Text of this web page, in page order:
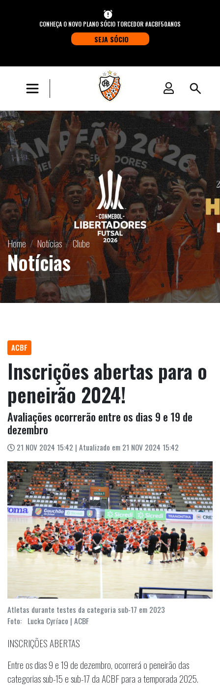
CONHEÇA O NOVO PLANO SÓCIO TORCEDOR #ACBF50ANOS
SEJA SÓCIO
Home Notícias Clube
Notícias
ACBF
Inscrições abertas para o
peneirão 2024!
Avaliações ocorrerão entre os dias 9 e 19 de
dezembro
21 NOV 2024 15:42 | Atualizado em 21 NOV 2024 15:42
Atletas durante testes da categoria sub-17 em 2023
Foto: Lucka Cyríaco | ACBF
INSCRIÇÕES ABERTAS
Entre os dias 9 e 19 de dezembro, ocorrerá o peneirão das
categorias sub-15 e sub-17 da ACBF para a temporada 2025.